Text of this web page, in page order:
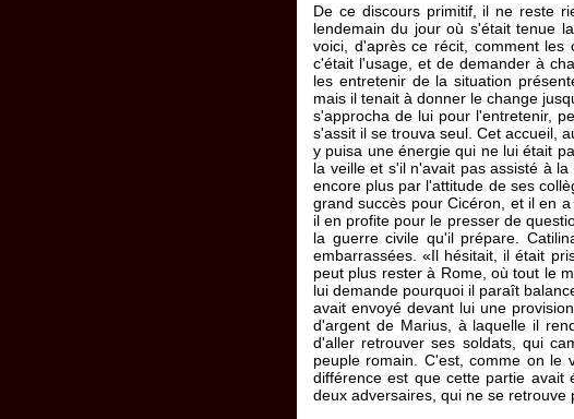
De ce discours primitif, il ne reste
lendemain du jour où s'était tenue
voici, d'après ce récit, comment
c'était l'usage, et de demander à
les entretenir de la situation
mais il tenait à donner le change
s'approcha de lui pour l'entretenir,
s'assit il se trouva seul. Cet accueil,
y puisa une énergie qui ne lui était
la veille et s'il n'avait pas assisté à
encore plus par l'attitude de ses
grand succès pour Cicéron, et il en
il en profite pour le presser de
la guerre civile qu'il prépare.
embarrassées. «Il hésitait, il était
peut plus rester à Rome, où tout le
lui demande pourquoi il paraît
avait envoyé devant lui une
d'argent de Marius, à laquelle il
d'aller retrouver ses soldats, qui
peuple romain. C'est, comme on le
différence est que cette partie avait
deux adversaires, qui ne se retrouve